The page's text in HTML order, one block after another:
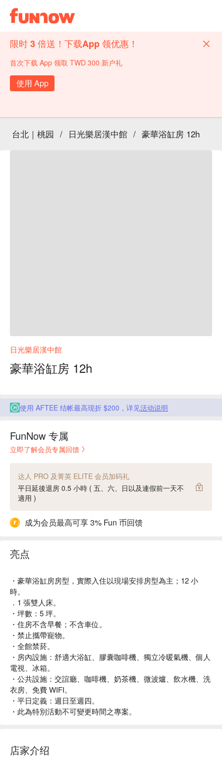
限时 3 倍送！下载App 领优惠！
首次下载 App 领取 TWD 300 新户礼
使用 App
台北｜桃园 / 日光樂居漢中館 / 豪華浴缸房 12h
日光樂居漢中館
豪華浴缸房 12h
使用 AFTEE 结帐最高现折 $200，详见活动说明
FunNow 专属
立即了解会员专属回馈
达人 PRO 及菁英 ELITE 会员加码礼
平日延後退房 0.5 小時 ( 五、六、日以及連假前一天不
適用 )
成为会员最高可享 3% Fun 币回馈
亮点
・豪華浴缸房房型，實際入住以現場安排房型為主；12 小
時。
．1 張雙人床。
・坪數：5 坪。
・住房不含早餐；不含車位。
・禁止攜帶寵物。
・全館禁菸。
・房內設施：舒適大浴缸、膠囊咖啡機、獨立冷暖氣機、個人
電視、冰箱。
・公共設施：交誼廳、咖啡機、奶茶機、微波爐、飲水機、洗
衣房、免費 WIFI。
・平日定義：週日至週四。
・此為特別活動不可變更時間之專案。
店家介绍